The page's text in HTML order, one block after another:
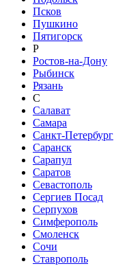
Псков
Пушкино
Пятигорск
Р
Ростов-на-Дону
Рыбинск
Рязань
С
Салават
Самара
Санкт-Петербург
Саранск
Сарапул
Саратов
Севастополь
Сергиев Посад
Серпухов
Симферополь
Смоленск
Сочи
Ставрополь